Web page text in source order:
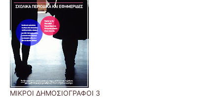
ΜΙΚΡΟΙ ΔΗΜΟΣΙΟΓΡΑΦΟΙ 3